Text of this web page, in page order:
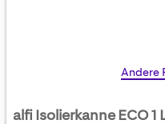
Andere
alfi Isolierkanne ECO 1